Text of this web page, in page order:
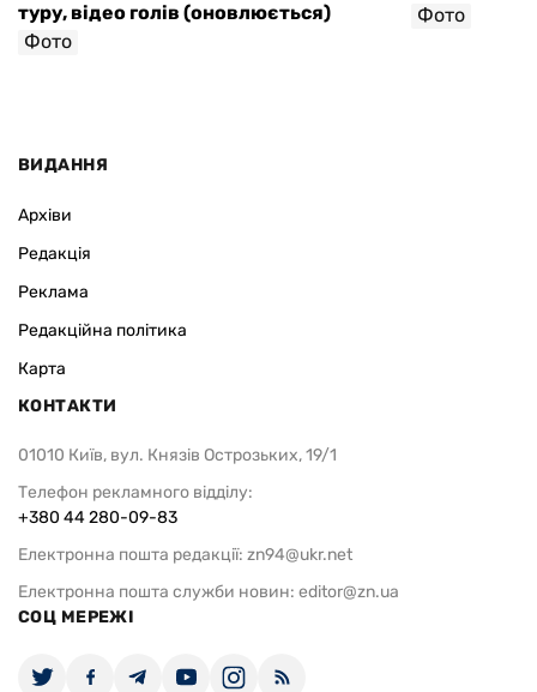
туру, відео голів (оновлюється)
Фото
Фото
ВИДАННЯ
Архіви
Редакція
Реклама
Редакційна політика
Карта
КОНТАКТИ
01010 Київ, вул. Князів Острозьких, 19/1
Телефон рекламного відділу:
+380 44 280-09-83
Електронна пошта редакції: zn94@ukr.net
Електронна пошта служби новин: editor@zn.ua
СОЦ МЕРЕЖІ